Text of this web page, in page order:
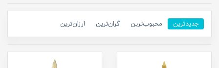
جدیدترین محبوب‌ترین گران‌ترین ارزان‌ترین